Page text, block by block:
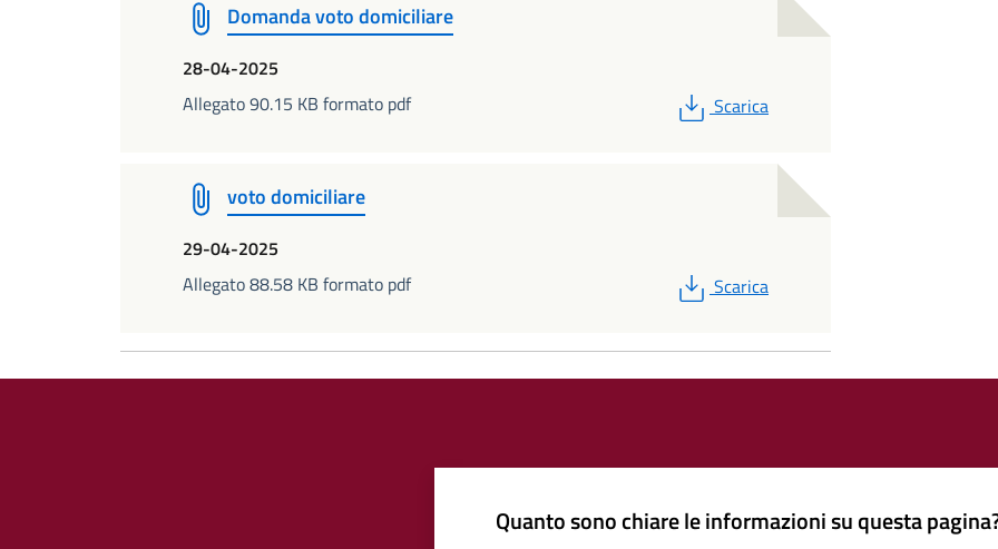
Domanda voto domiciliare
28-04-2025
Allegato 90.15 KB formato pdf
PDF
Scarica
voto domiciliare
29-04-2025
Allegato 88.58 KB formato pdf
PDF
Scarica
Quanto sono chiare le informazioni su questa